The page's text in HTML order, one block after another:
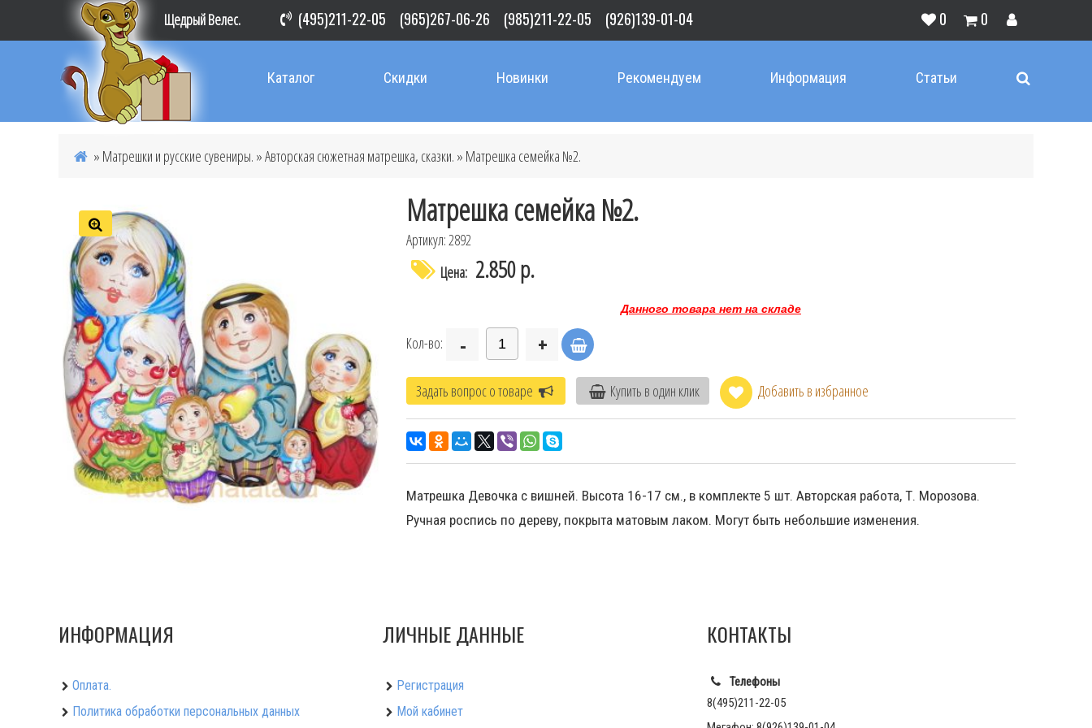
Щедрый Велес. (495)211-22-05 (965)267-06-26 (985)211-22-05 (926)139-01-04 0 0
Каталог Скидки Новинки Рекомендуем Информация Статьи
» Матрешки и русские сувениры. »Авторская сюжетная матрешка, сказки. » Матрешка семейка №2.
Матрешка семейка №2.
Артикул: 2892
Цена: 2.850 р.
Данного товара нет на складе
Кол-во: - +
Задать вопрос о товаре Купить в один клик Добавить в избранное
Матрешка Девочка с вишней. Высота 16-17 см., в комплекте 5 шт. Авторская работа, Т. Морозова.
Ручная роспись по дереву, покрыта матовым лаком. Могут быть небольшие изменения.
ИНФОРМАЦИЯ
Оплата.
Политика обработки персональных данных
ЛИЧНЫЕ ДАННЫЕ
Регистрация
Мой кабинет
КОНТАКТЫ
Телефоны
8(495)211-22-05